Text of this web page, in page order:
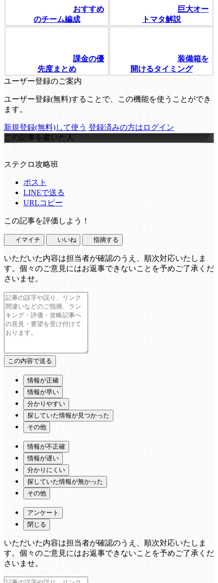
おすすめ
のチーム編成
巨大オー
トマタ解説
課金の優
先度まとめ
装備箱を
開けるタイミング
ユーザー登録のご案内
ユーザー登録(無料)することで、この機能を使うことができ
ます。
新規登録(無料)して使う 登録済みの方はログイン
この記事を書いた人
ステクロ攻略班
ポスト
LINEで送る
URLコピー
この記事を評価しよう！
イマイチ いいね 指摘する
いただいた内容は担当者が確認のうえ、順次対応いたしま
す。個々のご意見にはお返事できないことを予めご了承くだ
さいませ。
情報が正確
情報が早い
分かりやすい
探していた情報が見つかった
その他
情報が不正確
情報が遅い
分かりにくい
探していた情報が無かった
その他
アンケート
閉じる
いただいた内容は担当者が確認のうえ、順次対応いたしま
す。個々のご意見にはお返事できないことを予めご了承くだ
さいませ。